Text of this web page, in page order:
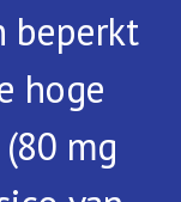
beperkt
hoge
mg